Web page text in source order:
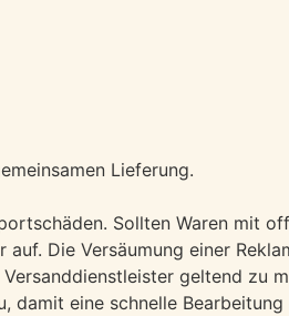
Lieferung.
Sollten Waren mit
Die Versäumung einer
geltend zu
damit eine schnelle